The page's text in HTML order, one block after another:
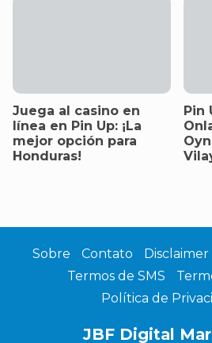
Juega al casino en
línea en Pin Up: ¡La
mejor opción para
Honduras!
Pin
Sobre Contato Disclaimer
Termos de SMS
Política de
JBF Digital